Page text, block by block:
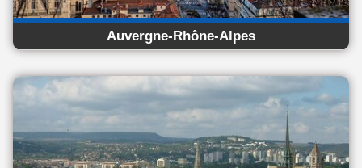
Auvergne-Rhône-Alpes